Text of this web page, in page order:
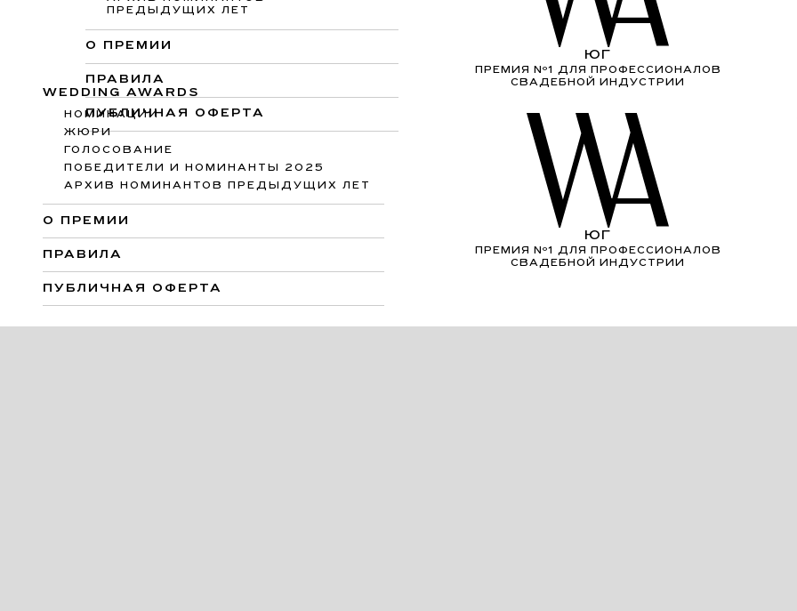
ПРЕДЫДУЩИХ ЛЕТ
О ПРЕМИИ
ПРАВИЛА
ПУБЛИЧНАЯ ОФЕРТА
ЮГ
ПРЕМИЯ Nº1 ДЛЯ ПРОФЕССИОНАЛОВ
СВАДЕБНОЙ ИНДУСТРИИ
WEDDING AWARDS
НОМИНАЦИИ
ЖЮРИ
ГОЛОСОВАНИЕ
ПОБЕДИТЕЛИ И НОМИНАНТЫ 2025
АРХИВ НОМИНАНТОВ ПРЕДЫДУЩИХ ЛЕТ
О ПРЕМИИ
ПРАВИЛА
ПУБЛИЧНАЯ ОФЕРТА
ЮГ
ПРЕМИЯ Nº1 ДЛЯ ПРОФЕССИОНАЛОВ
СВАДЕБНОЙ ИНДУСТРИИ